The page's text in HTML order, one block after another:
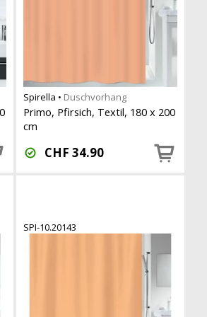
Spirella • Duschvorhang
Primo, Pfirsich, Textil, 180 x 200
cm
CHF 34.90
SPI-10.20143